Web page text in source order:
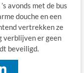
avonds met de bus
douche en een
vertrekken ze
verblijven er geen
beveiligd.